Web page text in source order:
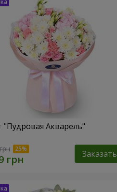
"Пудровая Акварель"
Заказать